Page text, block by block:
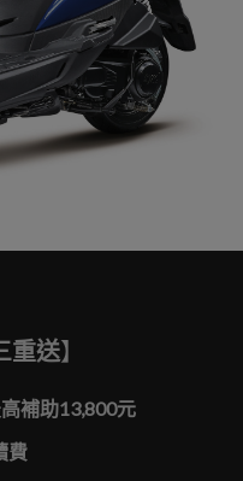
重送】
補助13,800元
費